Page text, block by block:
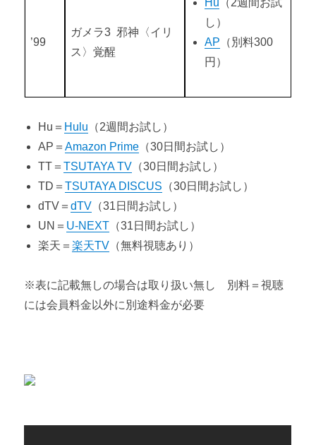
’99
ガメラ3 邪神〈イリ
ス〉覚醒
Hu
（2週間お試
し）
AP （別料300
円）
Hu＝ Hulu （2週間お試し）
AP＝Amazon Prime （30日間お試し）
TT＝TSUTAYA TV （30日間お試し）
TD＝TSUTAYA DISCUS （30日間お試し）
dTV＝dTV （31日間お試し）
UN＝ U-NEXT （31日間お試し）
楽天＝楽天TV （無料視聴あり）
※表に記載無しの場合は取り扱い無し 別料＝視聴
には会員料金以外に別途料金が必要